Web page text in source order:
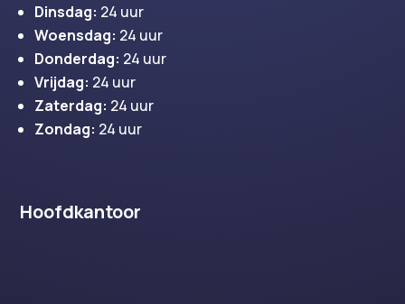
Dinsdag: 24 uur
Woensdag: 24 uur
Donderdag: 24 uur
Vrijdag: 24 uur
Zaterdag: 24 uur
Zondag: 24 uur
Hoofdkantoor